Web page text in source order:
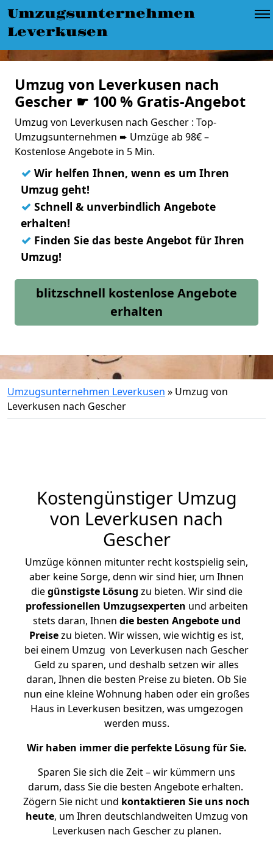
Umzugsunternehmen
Leverkusen
Umzug von Leverkusen nach
Gescher ☛ 100 % Gratis-Angebot
Umzug von Leverkusen nach Gescher : Top-
Umzugsunternehmen ➨ Umzüge ab 98€ –
Kostenlose Angebote in 5 Min.
✓ Wir helfen Ihnen, wenn es um Ihren
Umzug geht!
✓ Schnell & unverbindlich Angebote
erhalten!
✓ Finden Sie das beste Angebot für Ihren
Umzug!
blitzschnell kostenlose Angebote
erhalten
Umzugsunternehmen Leverkusen » Umzug von
Leverkusen nach Gescher
Kostengünstiger Umzug
von Leverkusen nach
Gescher
Umzüge können mitunter recht kostspielig sein,
aber keine Sorge, denn wir sind hier, um Ihnen
diegünstigste Lösung zu bieten. Wir sind die
professionellen Umzugsexperten und arbeiten
stets daran, Ihnen die besten Angebote und
Preisezu bieten. Wir wissen, wie wichtig es ist,
bei einem Umzug von Leverkusen nach Gescher
Geld zu sparen, und deshalb setzen wir alles
daran, Ihnen die besten Preise zu bieten. Ob Sie
nun eine kleine Wohnung haben oder ein großes
Haus in Leverkusen besitzen, was umgezogen
werden muss.
Wir haben immer die perfekte Lösung für Sie.
Sparen Sie sich die Zeit – wir kümmern uns
darum, dass Sie die besten Angebote erhalten.
Zögern Sie nicht und kontaktieren Sie uns noch
heute, um Ihren deutschlandweiten Umzug von
Leverkusen nach Gescher zu planen.